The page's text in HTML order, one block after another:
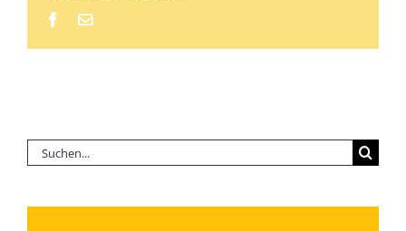
Facebook
E-
Suche
nach: